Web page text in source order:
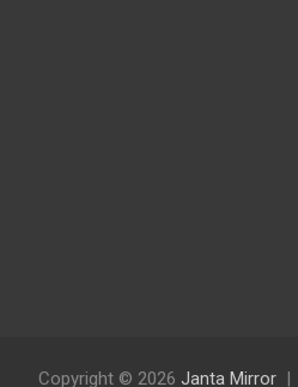
Copyright © 2026 Janta Mirror